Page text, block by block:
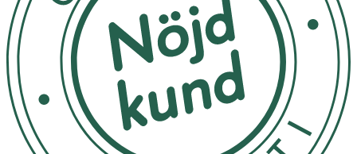
Användning
- Används vid bad, strandlek eller annan utomhusaktivitet
i solen.
- Skölj av efter användning och låt lufttorka.
Material